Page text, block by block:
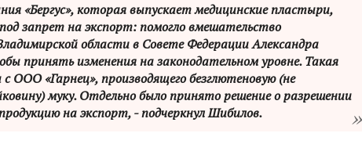
«Бергус», которая выпускает медицинские пластыри,
запрет на экспорт: помогло вмешательство
области в Совете Федерации Александра
принять изменения на законодательном уровне. Такая
ООО «Гарнец», производящего безглютеновую (не
муку. Отдельно было принято решение о разрешении
на экспорт, - подчеркнул Шибилов.